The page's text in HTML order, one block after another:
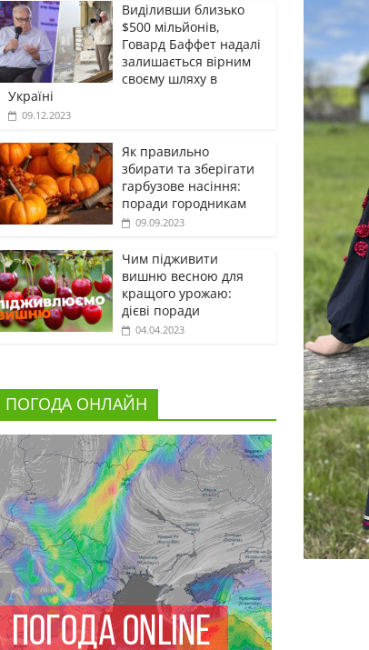
Виділивши близько
$500 мільйонів,
Говард Баффет надалі
залишається вірним
своєму шляху в
Україні
09.12.2023
Як правильно
збирати та зберігати
гарбузове насіння:
поради городникам
09.09.2023
Чим підживити
вишню весною для
кращого урожаю:
дієві поради
04.04.2023
ПОГОДА ОНЛАЙН